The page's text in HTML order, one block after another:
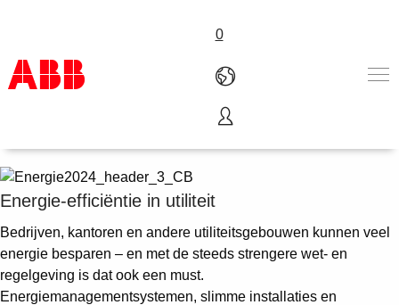
0
Producten en Oplossingen
Industrieën
Diensten
Carrière
Over ABB
Contacteer ons
Elektrificeren geeft energie
Energie-efficiëntie in utiliteit
Bedrijven, kantoren en andere utiliteitsgebouwen kunnen veel
energie besparen – en met de steeds strengere wet- en
regelgeving is dat ook een must.
Energiemanagementsystemen, slimme installaties en